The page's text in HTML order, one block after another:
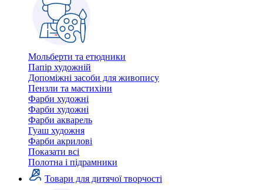
Мольберти та етюдники
Папір художній
Допоміжні засоби для живопису
Пензли та мастихіни
Фарби художні
Фарби художні
Фарби акварель
Гуаш художня
Фарби акрилові
Показати всі
Полотна і підрамники
Товари для дитячої творчості